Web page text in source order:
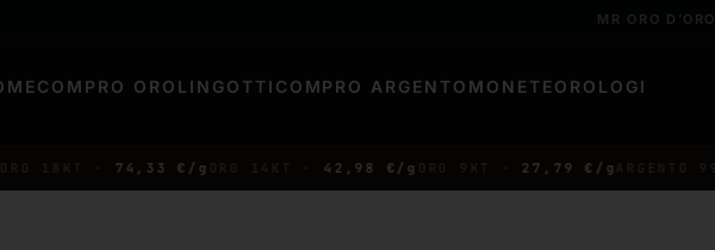
MR ORO D’ORO
COMPRO ORO LINGOTTI COMPRO ARGENTO MONETEOROLOGI
· 74,33 €/gORO 14KT · 42,98 €/gORO 9KT · 27,79 €/gARGENTO 999 ·